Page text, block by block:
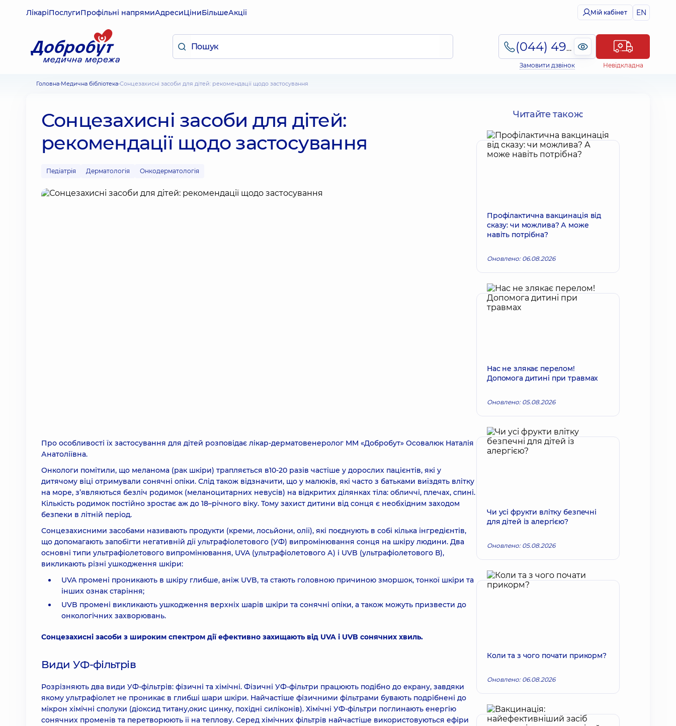
ЛікаріПослугиПрофільні напрямиАдресиЦіниБільшеАкції Мій кабінет EN
(044) 495-2-888
Замовити дзвінок Невідкладна
Головна Медична бібліотека Сонцезахисні засоби для дітей: рекомендації щодо застосування
Сонцезахисні засоби для дітей:
рекомендації щодо застосування
Педіатрія Дерматологія Онкодерматологія
Про особливості їх застосування для дітей розповідає лікар-дерматовенеролог ММ «Добробут» Осовалюк Наталія
Анатоліївна.
Онкологи помітили, що меланома (рак шкіри) трапляється в10-20 разів частіше у дорослих пацієнтів, які у
дитячому віці отримували сонячні опіки. Слід також відзначити, що у малюків, які часто з батьками виїздять влітку
на море, з’являються безліч родимок (меланоцитарних невусів) на відкритих ділянках тіла: обличчі, плечах, спині.
Кількість родимок постійно зростає аж до 18–річного віку. Тому захист дитини від сонця є необхідним заходом
безпеки в літній період.
Сонцезахисними засобами називають продукти (креми, лосьйони, олії), які поєднують в собі кілька інгредієнтів,
що допомагають запобігти негативній дії ультрафіолетового (УФ) випромінювання сонця на шкіру людини. Два
основні типи ультрафіолетового випромінювання, UVA (ультрафіолетового А) і UVB (ультрафіолетового В),
викликають різні ушкодження шкіри:
UVA промені проникають в шкіру глибше, аніж UVB, та стають головною причиною зморшок, тонкої шкіри та
інших ознак старіння;
UVB промені викликають ушкодження верхніх шарів шкіри та сонячні опіки, а також можуть призвести до
онкологічних захворювань.
Сонцезахисні засоби з широким спектром дії ефективно захищають від UVA і UVB сонячних хвиль.
Види УФ-фільтрів
Розрізняють два види УФ-фільтрів: фізичні та хімічні. Фізичні УФ-фільтри працюють подібно до екрану, завдяки
якому ультрафіолет не проникає в глибші шари шкіри. Найчастіше фізичними фільтрами бувають подрібнені до
мікрон хімічні сполуки (діоксид титану,окис цинку, похідні силіконів). Хімічні УФ-фільтри поглинають енергію
сонячних променів та перетворюють її на теплову. Серед хімічних фільтрів найчастіше використовуються ефіри
Читайте також:
Профілактична вакцинація від
сказу: чи можлива? А може
навіть потрібна?
Оновлено: 06.08.2026
Нас не злякає перелом!
Допомога дитині при травмах
Оновлено: 05.08.2026
Чи усі фрукти влітку безпечні
для дітей із алергією?
Оновлено: 05.08.2026
Коли та з чого почати прикорм?
Оновлено: 06.08.2026